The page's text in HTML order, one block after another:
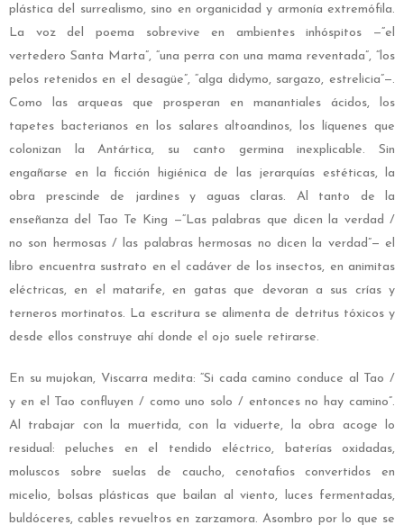
plástica del surrealismo, sino en organicidad y armonía extremófila.
La voz del poema sobrevive en ambientes inhóspitos —“el
vertedero Santa Marta”, “una perra con una mama reventada”, “los
pelos retenidos en el desagüe”, “alga didymo, sargazo, estrelicia”—.
Como las arqueas que prosperan en manantiales ácidos, los
tapetes bacterianos en los salares altoandinos, los líquenes que
colonizan la Antártica, su canto germina inexplicable. Sin
engañarse en la ficción higiénica de las jerarquías estéticas, la
obra prescinde de jardines y aguas claras. Al tanto de la
enseñanza del Tao Te King —“Las palabras que dicen la verdad /
no son hermosas / las palabras hermosas no dicen la verdad”— el
libro encuentra sustrato en el cadáver de los insectos, en animitas
eléctricas, en el matarife, en gatas que devoran a sus crías y
terneros mortinatos. La escritura se alimenta de detritus tóxicos y
desde ellos construye ahí donde el ojo suele retirarse.
En su mujokan, Viscarra medita: “Si cada camino conduce al Tao /
y en el Tao confluyen / como uno solo / entonces no hay camino”.
Al trabajar con la muertida, con la viduerte, la obra acoge lo
residual: peluches en el tendido eléctrico, baterías oxidadas,
moluscos sobre suelas de caucho, cenotafios convertidos en
micelio, bolsas plásticas que bailan al viento, luces fermentadas,
buldóceres, cables revueltos en zarzamora. Asombro por lo que se